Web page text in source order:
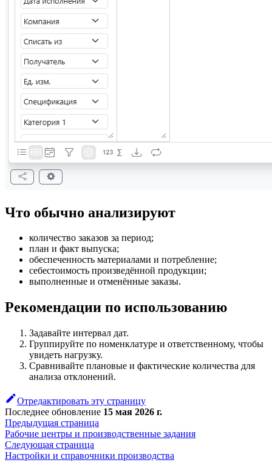
Что обычно анализируют
количество заказов за период;
план и факт выпуска;
обеспеченность материалами и потребление;
себестоимость произведённой продукции;
выполненные и отменённые заказы.
Рекомендации по использованию
Задавайте интервал дат.
Группируйте по номенклатуре и ответственному, чтобы
увидеть нагрузку.
Сравнивайте плановые и фактические количества для
анализа отклонений.
Отредактировать эту страницу
Последнее обновление 15 мая 2026 г.
Предыдущая страница
Рабочие центры и производственные задания
Следующая страница
Настройки и справочники производства